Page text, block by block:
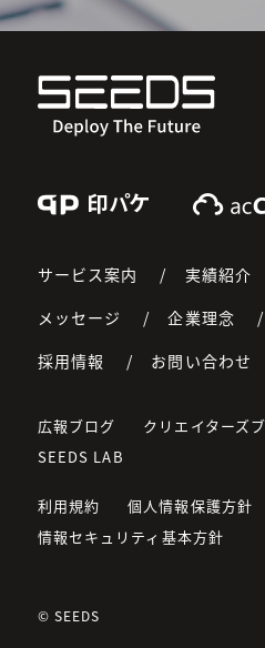
Print Pkg
サービス案内 実績紹介
メッセージ
企業理念
採用情報
お問い合わせ
広報ブログ クリエイターズ
SEEDS LAB
利用規約
個人情報保護方針
情報セキュリティ基本方針
© SEEDS